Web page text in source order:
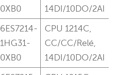
0XB0
14DI/10DO/2AI
6ES7214-
1HG31-
0XB0
CPU 1214C,
CC/CC/Relé,
14DI/10DO/2AI